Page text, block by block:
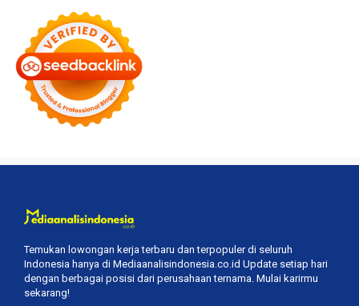
Temukan lowongan kerja terbaru dan terpopuler di seluruh
Indonesia hanya di Mediaanalisindonesia.co.id Update setiap hari
dengan berbagai posisi dari perusahaan ternama. Mulai karirmu
sekarang!